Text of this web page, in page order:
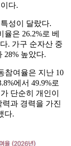
다.
성이 달랐다.
은 26.2%로 베
. 가구 순자산 중
28% 높았다.
참여율은 지난 10
에서 49.9%로
단순히 개인이
과 경력을 가진
다.